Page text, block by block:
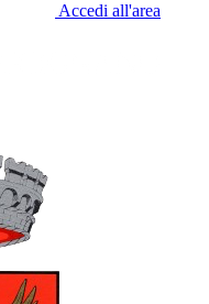
Accedi all'area